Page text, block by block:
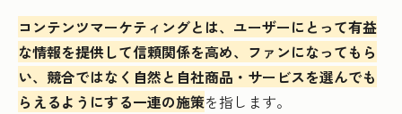
コンテンツマーケティングとは、ユーザーにとって有益
な情報を提供して信頼関係を高め、ファンになってもら
い、競合ではなく自然と自社商品・サービスを選んでも
らえるようにする一連の施策を指します。